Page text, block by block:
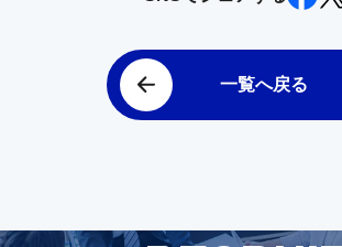
一覧へ戻る